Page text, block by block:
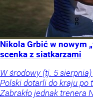
Nikola Grbić w nowym
scenka z siatkarzami
W środowy (tj. 5
Polski dotarli do kraju po
Zabrakło jednak trenera